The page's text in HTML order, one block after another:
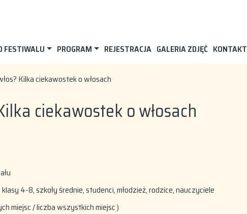
FESTIWALU PROGRAM REJESTRACJA GALERIA ZDJĘĆ KONTAKT
Kilka ciekawostek o włosach
ciekawostek o włosach
4-8, szkoły średnie, studenci, młodzież, rodzice, nauczyciele
miejsc / liczba wszystkich miejsc )